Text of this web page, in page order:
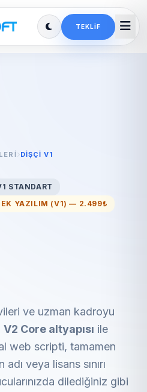
TEKLIF
DIŞÇI V1
STANDART
YAZILIM (V1) — 2.499₺
ve uzman kadroyu
V2 Core altyapısı ile
web scripti, tamamen
veya lisans sınırı
dilediğiniz gibi